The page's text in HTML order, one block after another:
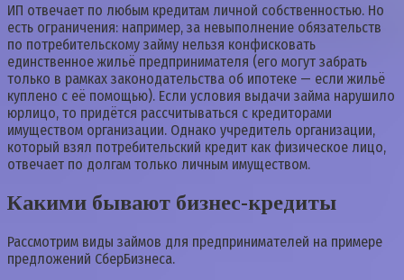
ИП отвечает по любым кредитам личной собственностью. Но
есть ограничения: например, за невыполнение обязательств
по потребительскому займу нельзя конфисковать
единственное жильё предпринимателя (его могут забрать
только в рамках законодательства об ипотеке — если жильё
куплено с её помощью). Если условия выдачи займа нарушило
юрлицо, то придётся рассчитываться с кредиторами
имуществом организации. Однако учредитель организации,
который взял потребительский кредит как физическое лицо,
отвечает по долгам только личным имуществом.
Какими бывают бизнес-кредиты
Рассмотрим виды займов для предпринимателей на примере
предложений СберБизнеса.